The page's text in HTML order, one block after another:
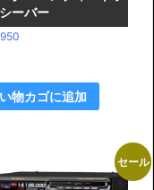
ーバー
物カゴに追加
セール